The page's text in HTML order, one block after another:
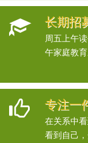
长期招
周五上午
午家庭教育
专注一
在关系中
看到自己